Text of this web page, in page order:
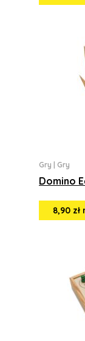
Gry Gry
Domino
8,90